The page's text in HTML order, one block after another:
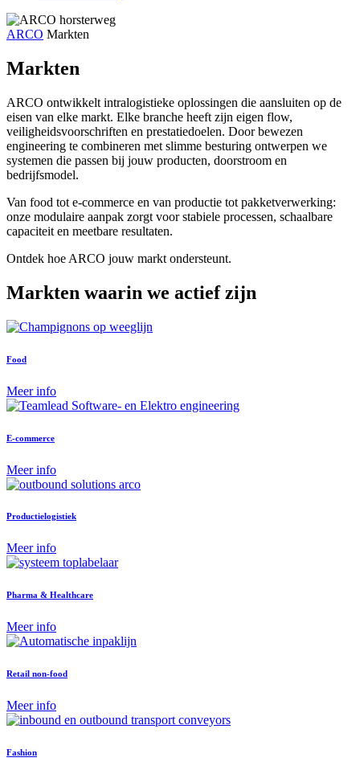
ARCO Markten
Markten
ARCO ontwikkelt intralogistieke oplossingen die aansluiten op de
eisen van elke markt. Elke branche heeft zijn eigen flow,
veiligheidsvoorschriften en prestatiedoelen. Door bewezen
engineering te combineren met slimme besturing ontwerpen we
systemen die passen bij jouw producten, doorstroom en
bedrijfsmodel.
Van food tot e-commerce en van productie tot pakketverwerking:
onze modulaire aanpak zorgt voor stabiele processen, schaalbare
capaciteit en meetbare resultaten.
Ontdek hoe ARCO jouw markt ondersteunt.
Markten waarin we actief zijn
Food
Meer info
E-commerce
Meer info
Productielogistiek
Meer info
Pharma & Healthcare
Meer info
Retail non-food
Meer info
Fashion